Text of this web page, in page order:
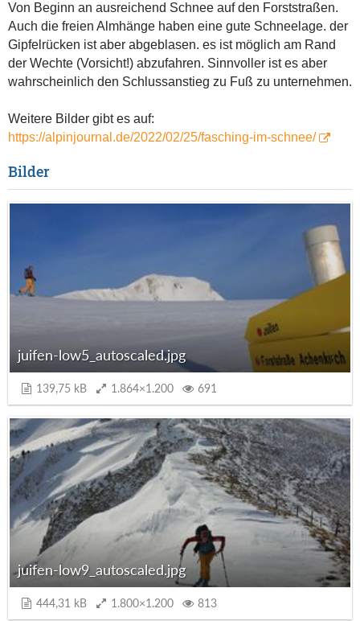
Von Beginn an ausreichend Schnee auf den Forststraßen.
Auch die freien Almhänge haben eine gute Schneelage. der
Gipfelrücken ist aber abgeblasen. es ist möglich am Rand
der Wechte (Vorsicht!) abzufahren. Sinnvoller ist es aber
wahrscheinlich den Schlussanstieg zu Fuß zu unternehmen.
Weitere Bilder gibt es auf:
https://alpinjournal.de/2022/02/25/fasching-im-schnee/
Bilder
juifen-low5_autoscaled.jpg
139,75 kB 1.864×1.200 691
juifen-low9_autoscaled.jpg
444,31 kB 1.800×1.200 813